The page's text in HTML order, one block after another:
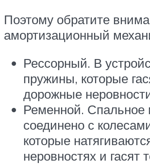
Поэтому обратите
амортизационный
Рессорный. В
пружины, которые
дорожные
Ременной. Спальное
соединено с
которые
неровностях и гасят